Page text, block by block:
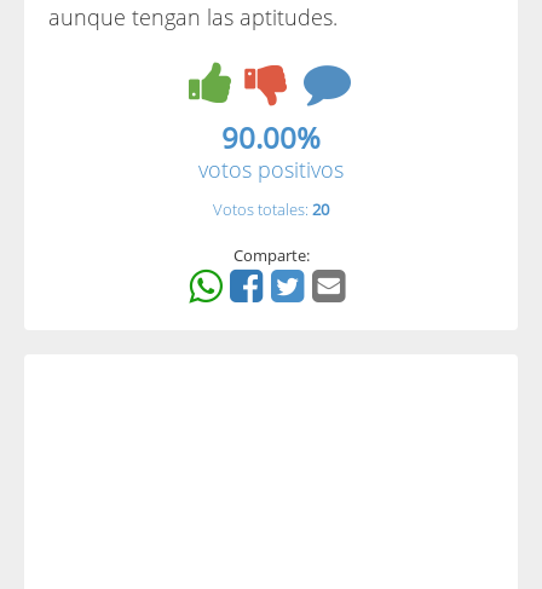
aunque tengan las aptitudes.
90.00%
votos positivos
Votos totales: 20
Comparte: